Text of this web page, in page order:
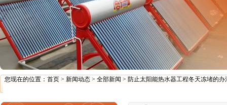
您现在的位置： 首页 > 新闻动态 > 全部新闻 > 防止太阳能热水器工程冬天冻堵的办